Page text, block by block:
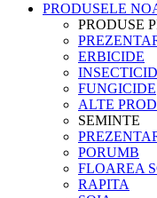
PRODUSELE
PRODUSE
ERBICIDE
FUNGICIDE
ALTE
SEMINTE
PORUMB
FLOAREA
RAPITA